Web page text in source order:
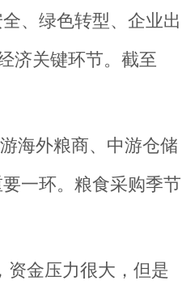
、绿色转型、企业出
济关键环节。截至
海外粮商、中游仓储
一环。粮食采购季节
资金压力很大，但是